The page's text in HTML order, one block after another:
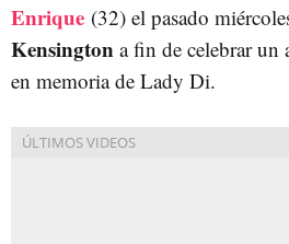
Enrique (32) el pasado
Kensington a fin de celebrar
en memoria de Lady Di.